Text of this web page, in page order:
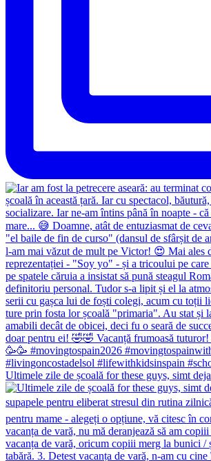
Ultimele zile de școală for these guys, simt deja